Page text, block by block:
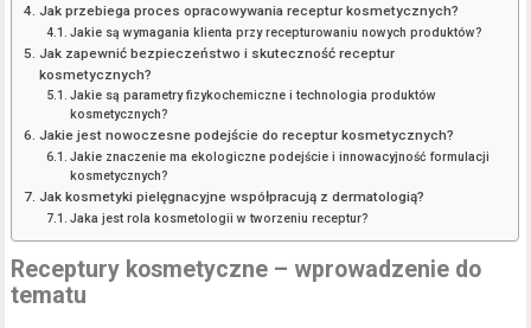
Jak przebiega proces opracowywania receptur kosmetycznych?
Jakie są wymagania klienta przy recepturowaniu nowych produktów?
Jak zapewnić bezpieczeństwo i skuteczność receptur
kosmetycznych?
Jakie są parametry fizykochemiczne i technologia produktów
kosmetycznych?
Jakie jest nowoczesne podejście do receptur kosmetycznych?
Jakie znaczenie ma ekologiczne podejście i innowacyjność formulacji
kosmetycznych?
Jak kosmetyki pielęgnacyjne współpracują z dermatologią?
Jaka jest rola kosmetologii w tworzeniu receptur?
Receptury kosmetyczne – wprowadzenie do
tematu